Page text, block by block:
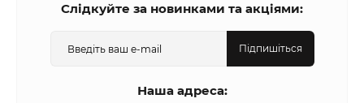
Слідкуйте за новинками та акціями:
Підпишіться
Наша адреса: